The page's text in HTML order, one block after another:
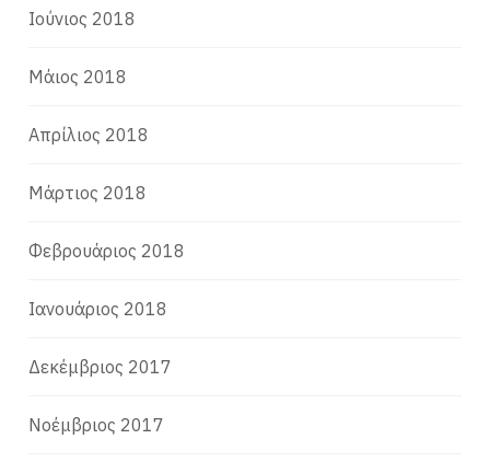
Ιούνιος 2018
Μάιος 2018
Απρίλιος 2018
Μάρτιος 2018
Φεβρουάριος 2018
Ιανουάριος 2018
Δεκέμβριος 2017
Νοέμβριος 2017